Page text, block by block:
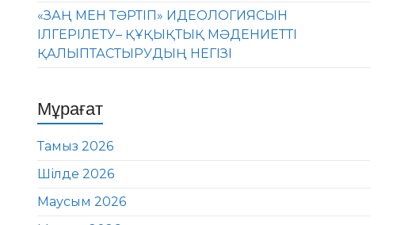
«ЗАҢ МЕН ТӘРТІП» ИДЕОЛОГИЯСЫН
ІЛГЕРІЛЕТУ– ҚҰҚЫҚТЫҚ МӘДЕНИЕТТІ
ҚАЛЫПТАСТЫРУДЫҢ НЕГІЗІ
Мұрағат
Тамыз 2026
Шілде 2026
Маусым 2026